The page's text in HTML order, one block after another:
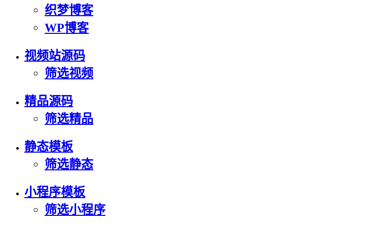
织梦博客
WP博客
视频站源码
筛选视频
精品源码
筛选精品
静态模板
筛选静态
小程序模板
筛选小程序